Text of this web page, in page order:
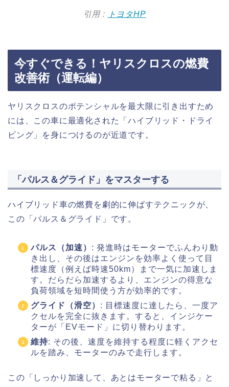
引用 : トヨタHP
今すぐできる！ヤリスクロスの燃費
改善術（運転編）
ヤリスクロスのポテンシャルを最大限に引き出すため
には、この車に最適化された「ハイブリッド・ドライ
ビング」を身につけるのが近道です。
「パルス＆グライド」をマスターする
ハイブリッド車の燃費を劇的に伸ばすテクニックが、
この「パルス＆グライド」です。
パルス（加速） : 発進時はモーターでふんわり動
き出し、その後はエンジンを効率よく使って目
標速度（例えば時速50km）まで一気に加速しま
す。だらだら加速するより、エンジンの得意な
負荷領域を短時間使う方が効率的です。
グライド（滑空） : 目標速度に達したら、一度ア
クセルを完全に抜きます。すると、インジケー
ターが「EVモード」に切り替わります。
維持: その後、速度を維持する程度に軽くアクセ
ルを踏み、モーターのみで走行します。
この「しっかり加速して、あとはモーターで粘る」と